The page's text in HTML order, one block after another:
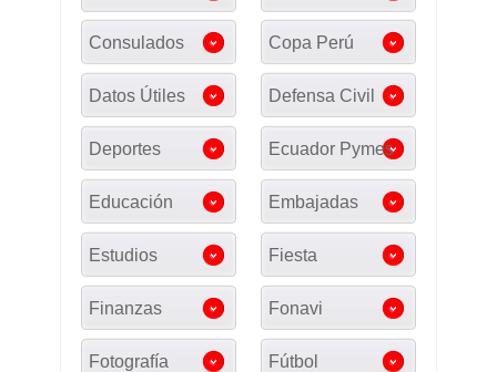
Consulados Copa Perú
Datos Útiles Defensa Civil
Deportes Ecuador Pymes
Educación Embajadas
Estudios Fiesta
Finanzas Fonavi
Fotografía Fútbol